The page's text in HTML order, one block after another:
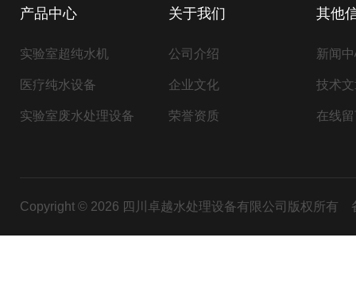
产品中心
实验室超纯水机
医疗纯水设备
实验室废水处理设备
关于我们
公司介绍
企业文化
荣誉资质
其他
新闻
技术
在线
Copyright © 2026 四川卓越水处理设备有限公司版权所有